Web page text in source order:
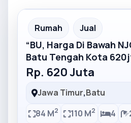
Partner Ad
Rumah Jual
“BU, Harga Di Bawah
Batu Tengah Kota
Rp. 620 Juta
Jawa Timur,Batu
84 M2 110 M2 4